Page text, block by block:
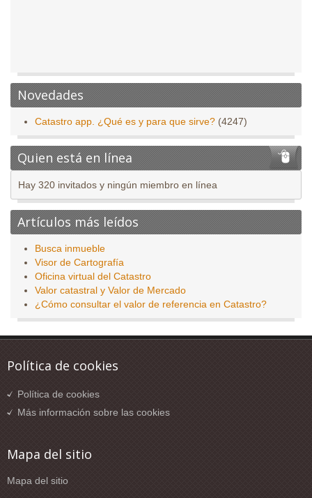
Novedades
Catastro app. ¿Qué es y para que sirve? (4247)
Quien está en línea
Hay 320 invitados y ningún miembro en línea
Artículos más leídos
Busca inmueble
Visor de Cartografía
Oficina virtual del Catastro
Valor catastral y Valor de Mercado
¿Cómo consultar el valor de referencia en Catastro?
Política de cookies
Política de cookies
Más información sobre las cookies
Mapa del sitio
Mapa del sitio